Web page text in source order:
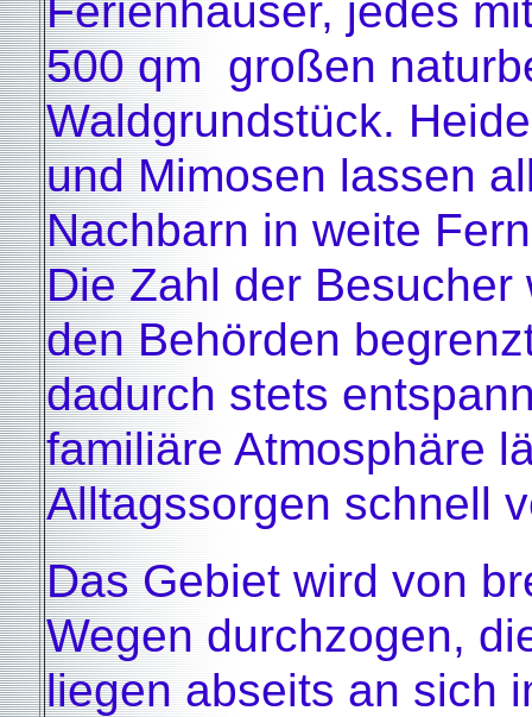
Ferienhäuser, jedes
500 qm großen
Waldgrundstück.
und Mimosen lassen
Nachbarn in weite
Die Zahl der Besucher
den Behörden
dadurch stets
familiäre Atmosphäre
Alltagssorgen schnell
Das Gebiet wird von
Wegen durchzogen,
liegen abseits an sich